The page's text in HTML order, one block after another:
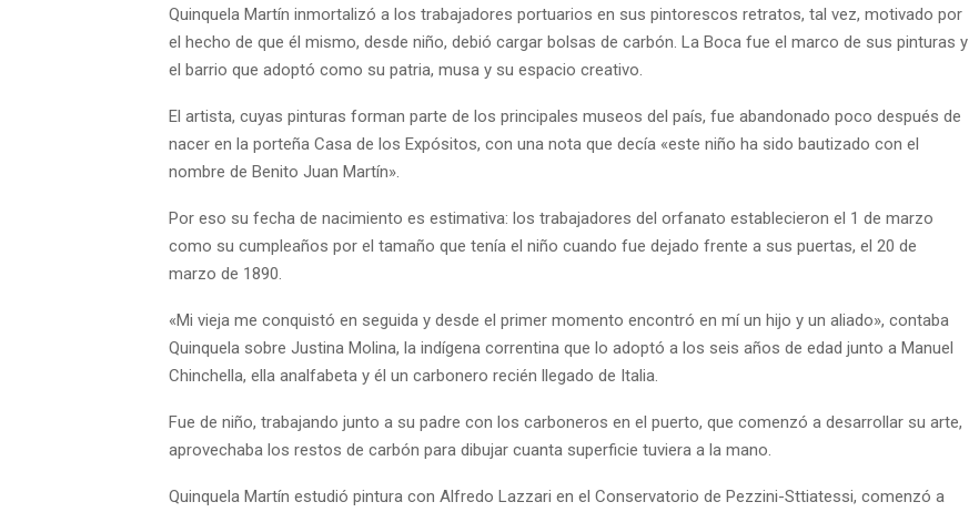
Quinquela Martín inmortalizó a los trabajadores portuarios en sus pintorescos retratos, tal vez, motivado por
el hecho de que él mismo, desde niño, debió cargar bolsas de carbón. La Boca fue el marco de sus pinturas y
el barrio que adoptó como su patria, musa y su espacio creativo.
El artista, cuyas pinturas forman parte de los principales museos del país, fue abandonado poco después de
nacer en la porteña Casa de los Expósitos, con una nota que decía «este niño ha sido bautizado con el
nombre de Benito Juan Martín».
Por eso su fecha de nacimiento es estimativa: los trabajadores del orfanato establecieron el 1 de marzo
como su cumpleaños por el tamaño que tenía el niño cuando fue dejado frente a sus puertas, el 20 de
marzo de 1890.
«Mi vieja me conquistó en seguida y desde el primer momento encontró en mí un hijo y un aliado», contaba
Quinquela sobre Justina Molina, la indígena correntina que lo adoptó a los seis años de edad junto a Manuel
Chinchella, ella analfabeta y él un carbonero recién llegado de Italia.
Fue de niño, trabajando junto a su padre con los carboneros en el puerto, que comenzó a desarrollar su arte,
aprovechaba los restos de carbón para dibujar cuanta superficie tuviera a la mano.
Quinquela Martín estudió pintura con Alfredo Lazzari en el Conservatorio de Pezzini-Sttiatessi, comenzó a